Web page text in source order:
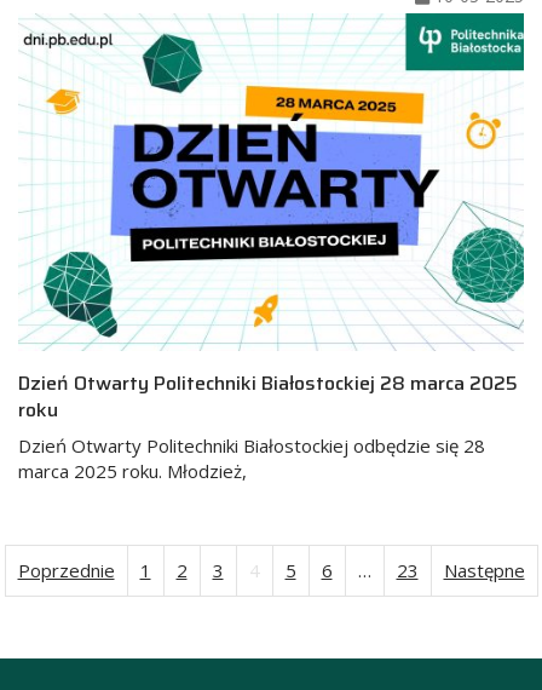
Dzień Otwarty Politechniki Białostockiej 28 marca 2025
roku
Dzień Otwarty Politechniki Białostockiej odbędzie się 28
marca 2025 roku. Młodzież,
Stronicowanie
Poprzednie 1 2 3 4 5 6 … 23 Następne